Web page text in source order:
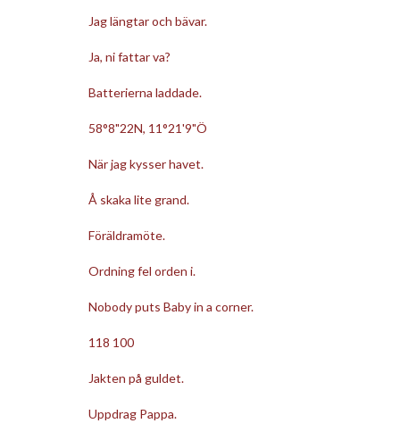
Jag längtar och bävar.
Ja, ni fattar va?
Batterierna laddade.
58°8"22N, 11°21'9"Ö
När jag kysser havet.
Å skaka lite grand.
Föräldramöte.
Ordning fel orden i.
Nobody puts Baby in a corner.
118 100
Jakten på guldet.
Uppdrag Pappa.